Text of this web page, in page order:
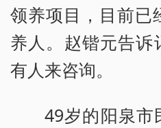
领养项目，目前已
养人。赵锴元告
有人来咨询。
49岁的阳泉市